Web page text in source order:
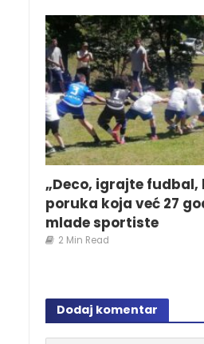
„Deco, igrajte fudbal,
poruka koja već 27
mlade sportiste
2 Min Read
Dodaj komentar